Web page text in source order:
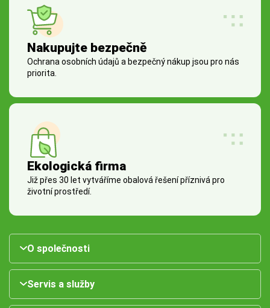
Nakupujte bezpečně
Ochrana osobních údajů a bezpečný nákup jsou pro nás
priorita.
Ekologická firma
Již přes 30 let vytváříme obalová řešení příznivá pro
životní prostředí.
O společnosti
Servis a služby